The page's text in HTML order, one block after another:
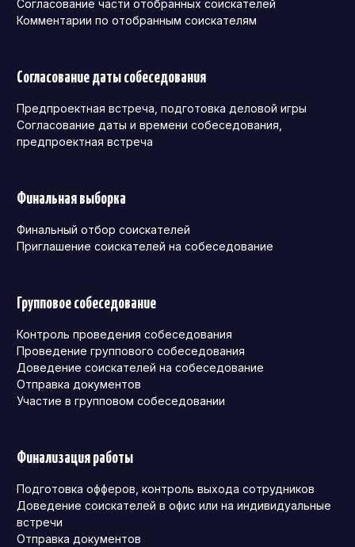
Согласование части отобранных соискателей
Комментарии по отобранным соискателям
Согласование даты собеседования
Предпроектная встреча, подготовка деловой игры
Согласование даты и времени собеседования,
предпроектная встреча
Финальная выборка
Финальный отбор соискателей
Приглашение соискателей на собеседование
Групповое собеседование
Контроль проведения собеседования
Проведение группового собеседования
Доведение соискателей на собеседование
Отправка документов
Участие в групповом собеседовании
Финализация работы
Подготовка офферов, контроль выхода сотрудников
Доведение соискателей в офис или на индивидуальные
встречи
Отправка документов